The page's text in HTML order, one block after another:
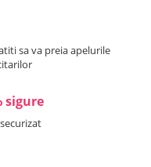
sa va preia apelurile
sigure